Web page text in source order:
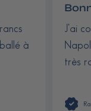
à
J'ai
très